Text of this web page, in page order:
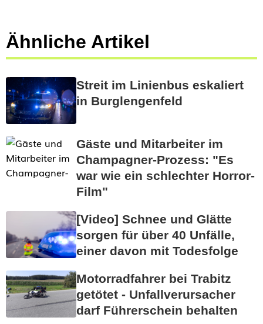
Ähnliche Artikel
Streit im Linienbus eskaliert
in Burglengenfeld
Gäste und Mitarbeiter im
Champagner-Prozess: "Es
war wie ein schlechter Horror-
Film"
[Video] Schnee und Glätte
sorgen für über 40 Unfälle,
einer davon mit Todesfolge
Motorradfahrer bei Trabitz
getötet - Unfallverursacher
darf Führerschein behalten